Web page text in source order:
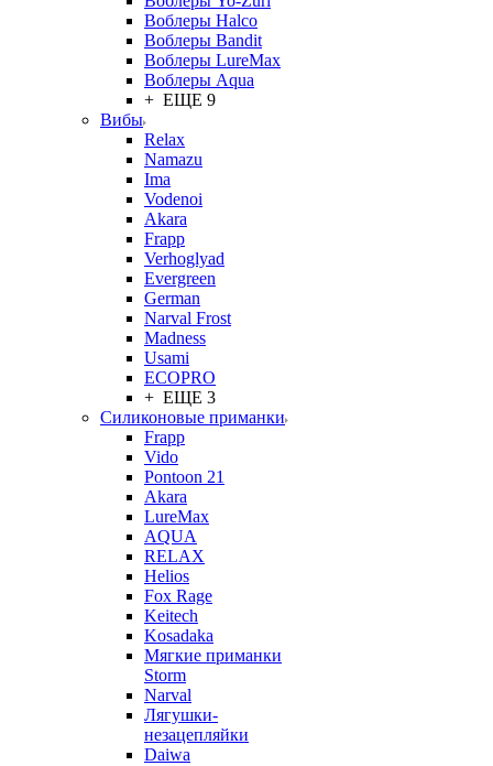
Воблеры Halco
Воблеры Bandit
Воблеры LureMax
Воблеры Aqua
+ ЕЩЕ 9
Вибы
Relax
Namazu
Ima
Vodenoi
Akara
Frapp
Verhoglyad
Evergreen
German
Narval Frost
Madness
Usami
ECOPRO
+ ЕЩЕ 3
Силиконовые приманки
Frapp
Vido
Pontoon 21
Akara
LureMax
AQUA
RELAX
Helios
Fox Rage
Keitech
Kosadaka
Мягкие приманки
Storm
Narval
Лягушки-
незацепляйки
Daiwa